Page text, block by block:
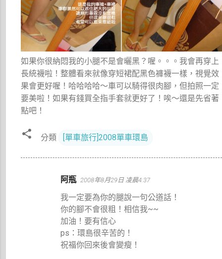
如果你很納悶我的小腿不是會曬黑？喔。。。我會再穿上
長統襪啦！整體看來就像穿短裙配黑色褲襪一樣，視覺效
果會更好喔！哈哈哈哈～車可以騎得很肉腳，但拍照一定
要美啦！如果有錢買全指手套就更好了！唉～還是先省著
點吧！
分類 [單車旅行]2008單車環島
阿瓶 2008年8月29日 凌晨4:37
我一定要為你的腿說一句公道話！
你的腳不會很粗！相信我~~
加油！要有信心
ps：環島很辛苦的！
祝福你回來後會變瘦！